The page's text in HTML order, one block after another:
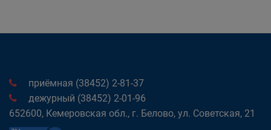
приёмная (38452) 2-81-37
дежурный (38452) 2-01-96
652600, Кемеровская обл., г. Белово, ул. Советская, 21